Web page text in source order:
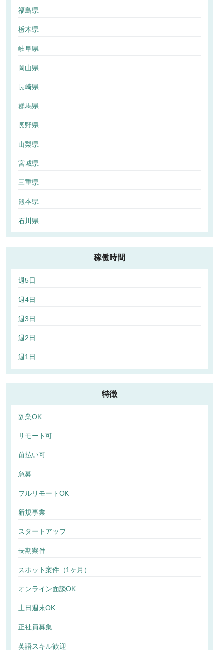
福島県
栃木県
岐阜県
岡山県
長崎県
群馬県
長野県
山梨県
宮城県
三重県
熊本県
石川県
稼働時間
週5日
週4日
週3日
週2日
週1日
特徴
副業OK
リモート可
前払い可
急募
フルリモートOK
新規事業
スタートアップ
長期案件
スポット案件（1ヶ月）
オンライン面談OK
土日週末OK
正社員募集
英語スキル歓迎